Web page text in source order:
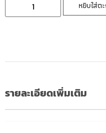
หยิบใส่ต
รายละเอียดเพิ่มเติม